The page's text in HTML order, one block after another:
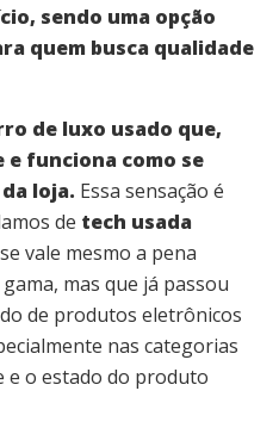
sendo uma opção
quem busca qualidade
de luxo usado que,
e funciona como se
loja. Essa sensação é
de tech usada
vale mesmo a pena
mas que já passou
de produtos eletrônicos
nas categorias
e o estado do produto